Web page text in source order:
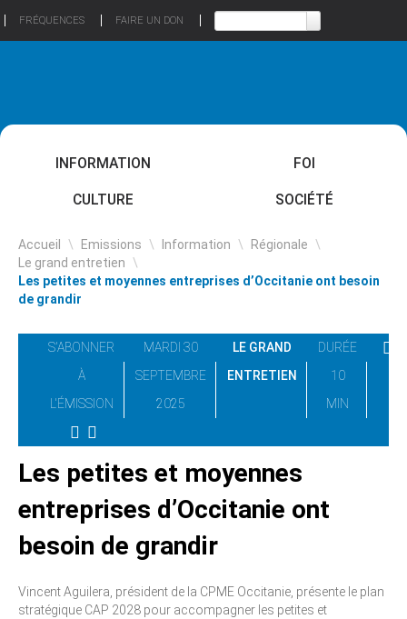
FRÉQUENCES FAIRE UN DON
INFORMATION FOI
CULTURE SOCIÉTÉ
Accueil \ Emissions \ Information \ Régionale \
Le grand entretien \
Les petites et moyennes entreprises d’Occitanie ont besoin
de grandir
S'ABONNER
À
L'ÉMISSION
MARDI 30
SEPTEMBRE
2025
LE GRAND
ENTRETIEN
DURÉE
10
MIN
Les petites et moyennes
entreprises d’Occitanie ont
besoin de grandir
Vincent Aguilera, président de la CPME Occitanie, présente le plan
stratégique CAP 2028 pour accompagner les petites et